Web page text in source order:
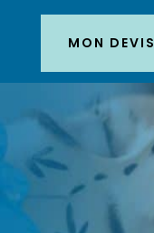
MON DEVIS